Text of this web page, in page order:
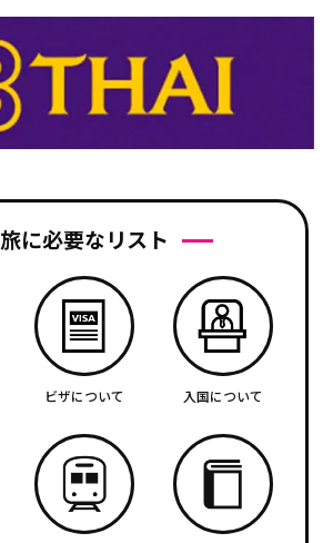
旅に必要なリスト
ビザについて 入国について